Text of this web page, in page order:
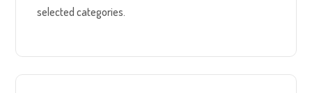
selected categories.